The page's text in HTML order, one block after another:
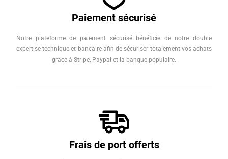
Paiement sécurisé
Notre plateforme de paiement sécurisé bénéficie de notre double
expertise technique et bancaire afin de sécuriser totalement vos achats
grâce à Stripe, Paypal et la banque populaire.
Frais de port offerts